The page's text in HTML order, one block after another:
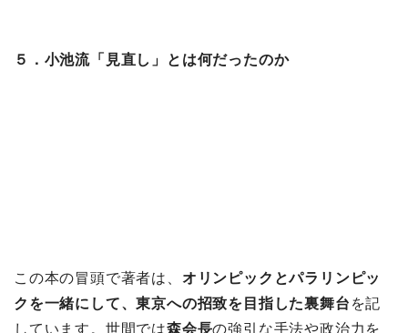
５．小池流「見直し」とは何だったのか
この本の冒頭で著者は、 オリンピックとパラリンピッ
クを一緒にして、東京への招致を目指した裏舞台 を記
しています。世間では森会長の強引な手法や政治力を